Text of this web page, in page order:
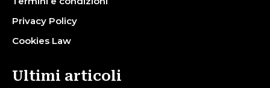
Privacy Policy
Cookies Law
Ultimi articoli